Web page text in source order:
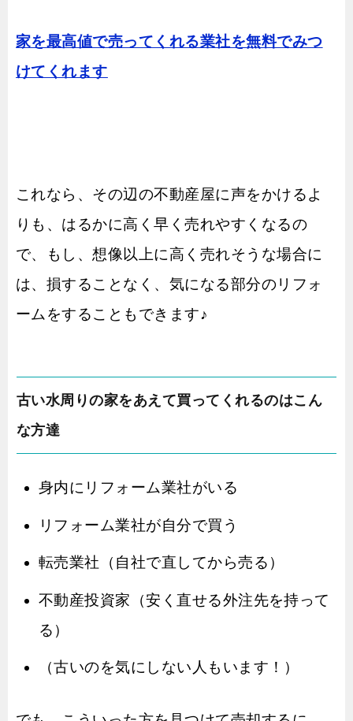
家を最高値で売ってくれる業社を無料でみつ
けてくれます
これなら、その辺の不動産屋に声をかけるよ
りも、はるかに高く早く売れやすくなるの
で、もし、想像以上に高く売れそうな場合に
は、損することなく、気になる部分のリフォ
ームをすることもできます♪
古い水周りの家をあえて買ってくれるのはこん
な方達
身内にリフォーム業社がいる
リフォーム業社が自分で買う
転売業社（自社で直してから売る）
不動産投資家（安く直せる外注先を持って
る）
（古いのを気にしない人もいます！）